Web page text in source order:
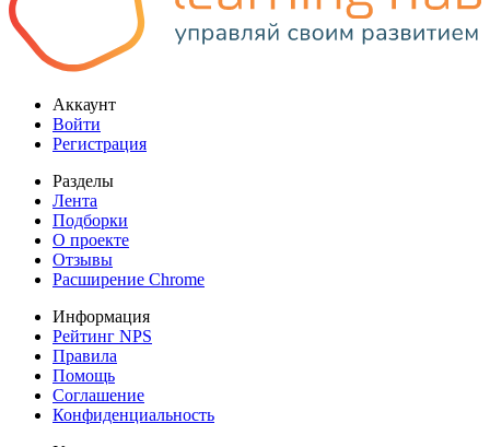
Аккаунт
Войти
Регистрация
Разделы
Лента
Подборки
О проекте
Отзывы
Расширение Chrome
Информация
Рейтинг NPS
Правила
Помощь
Соглашение
Конфиденциальность